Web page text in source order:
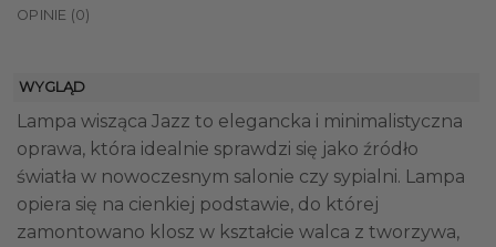
OPINIE (0)
WYGLĄD
Lampa wisząca Jazz to elegancka i minimalistyczna
oprawa, która idealnie sprawdzi się jako źródło
światła w nowoczesnym salonie czy sypialni. Lampa
opiera się na cienkiej podstawie, do której
zamontowano klosz w kształcie walca z tworzywa,